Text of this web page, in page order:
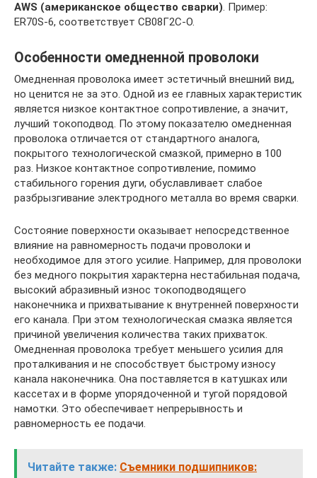
AWS (американское общество сварки). Пример:
ER70S-6, соответствует СВ08Г2С-О.
Особенности омедненной проволоки
Омедненная проволока имеет эстетичный внешний вид,
но ценится не за это. Одной из ее главных характеристик
является низкое контактное сопротивление, а значит,
лучший токоподвод. По этому показателю омедненная
проволока отличается от стандартного аналога,
покрытого технологической смазкой, примерно в 100
раз. Низкое контактное сопротивление, помимо
стабильного горения дуги, обуславливает слабое
разбрызгивание электродного металла во время сварки.
Состояние поверхности оказывает непосредственное
влияние на равномерность подачи проволоки и
необходимое для этого усилие. Например, для проволоки
без медного покрытия характерна нестабильная подача,
высокий абразивный износ токоподводящего
наконечника и прихватывание к внутренней поверхности
его канала. При этом технологическая смазка является
причиной увеличения количества таких прихваток.
Омедненная проволока требует меньшего усилия для
проталкивания и не способствует быстрому износу
канала наконечника. Она поставляется в катушках или
кассетах и в форме упорядоченной и тугой порядовой
намотки. Это обеспечивает непрерывность и
равномерность ее подачи.
Читайте также: Съемники подшипников: